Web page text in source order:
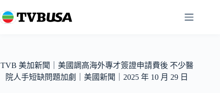
至
容
TVB 美加新聞｜美國調高海外專才簽證申請費後 不少醫
院人手短缺問題加劇｜美國新聞｜2025 年 10 月 29 日